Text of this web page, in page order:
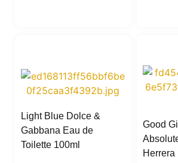
Light Blue Dolce &
Gabbana Eau de
Toilette 100ml
Good
Herrera